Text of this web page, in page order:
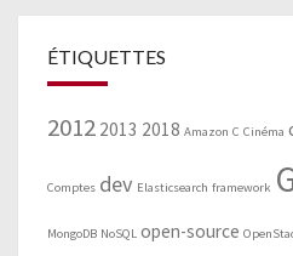
ÉTIQUETTES
2012 2013 2018 Amazon C Cinéma
Comptes dev Elasticsearch framework
MongoDB NoSQL open-source